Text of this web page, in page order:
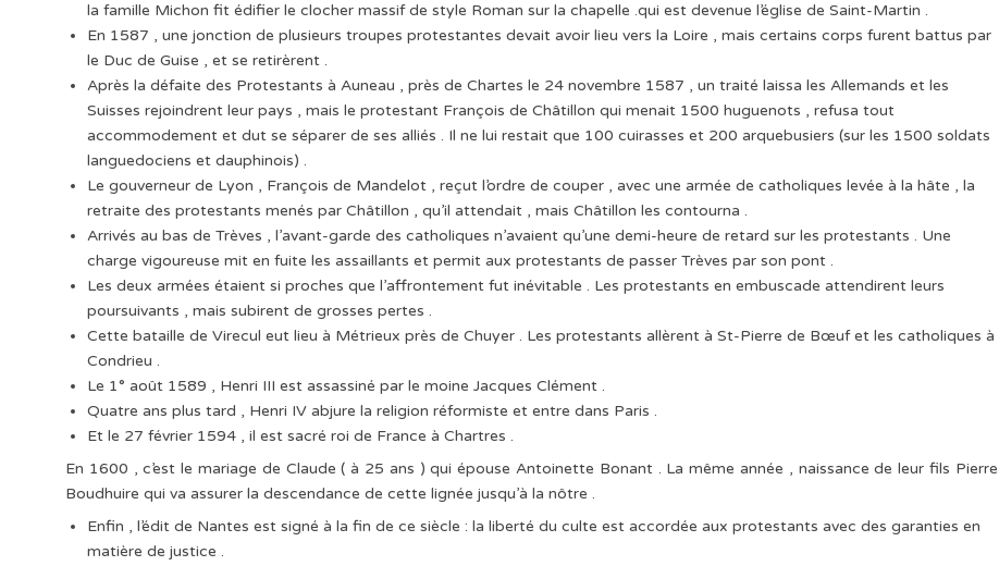
la famille Michon fit édifier le clocher massif de style Roman sur la chapelle .qui est devenue l’église de Saint-Martin .
En 1587 , une jonction de plusieurs troupes protestantes devait avoir lieu vers la Loire , mais certains corps furent battus par
le Duc de Guise , et se retirèrent .
Après la défaite des Protestants à Auneau , près de Chartes le 24 novembre 1587 , un traité laissa les Allemands et les
Suisses rejoindrent leur pays , mais le protestant François de Châtillon qui menait 1500 huguenots , refusa tout
accommodement et dut se séparer de ses alliés . Il ne lui restait que 100 cuirasses et 200 arquebusiers (sur les 1500 soldats
languedociens et dauphinois) .
Le gouverneur de Lyon , François de Mandelot , reçut l’ordre de couper , avec une armée de catholiques levée à la hâte , la
retraite des protestants menés par Châtillon , qu’il attendait , mais Châtillon les contourna .
Arrivés au bas de Trèves , l’avant-garde des catholiques n’avaient qu’une demi-heure de retard sur les protestants . Une
charge vigoureuse mit en fuite les assaillants et permit aux protestants de passer Trèves par son pont .
Les deux armées étaient si proches que l’affrontement fut inévitable . Les protestants en embuscade attendirent leurs
poursuivants , mais subirent de grosses pertes .
Cette bataille de Virecul eut lieu à Métrieux près de Chuyer . Les protestants allèrent à St-Pierre de Bœuf et les catholiques à
Condrieu .
Le 1° août 1589 , Henri III est assassiné par le moine Jacques Clément .
Quatre ans plus tard , Henri IV abjure la religion réformiste et entre dans Paris .
Et le 27 février 1594 , il est sacré roi de France à Chartres .
En 1600 , c’est le mariage de Claude ( à 25 ans ) qui épouse Antoinette Bonant . La même année , naissance de leur fils Pierre
Boudhuire qui va assurer la descendance de cette lignée jusqu’à la nôtre .
Enfin , l’édit de Nantes est signé à la fin de ce siècle : la liberté du culte est accordée aux protestants avec des garanties en
matière de justice .